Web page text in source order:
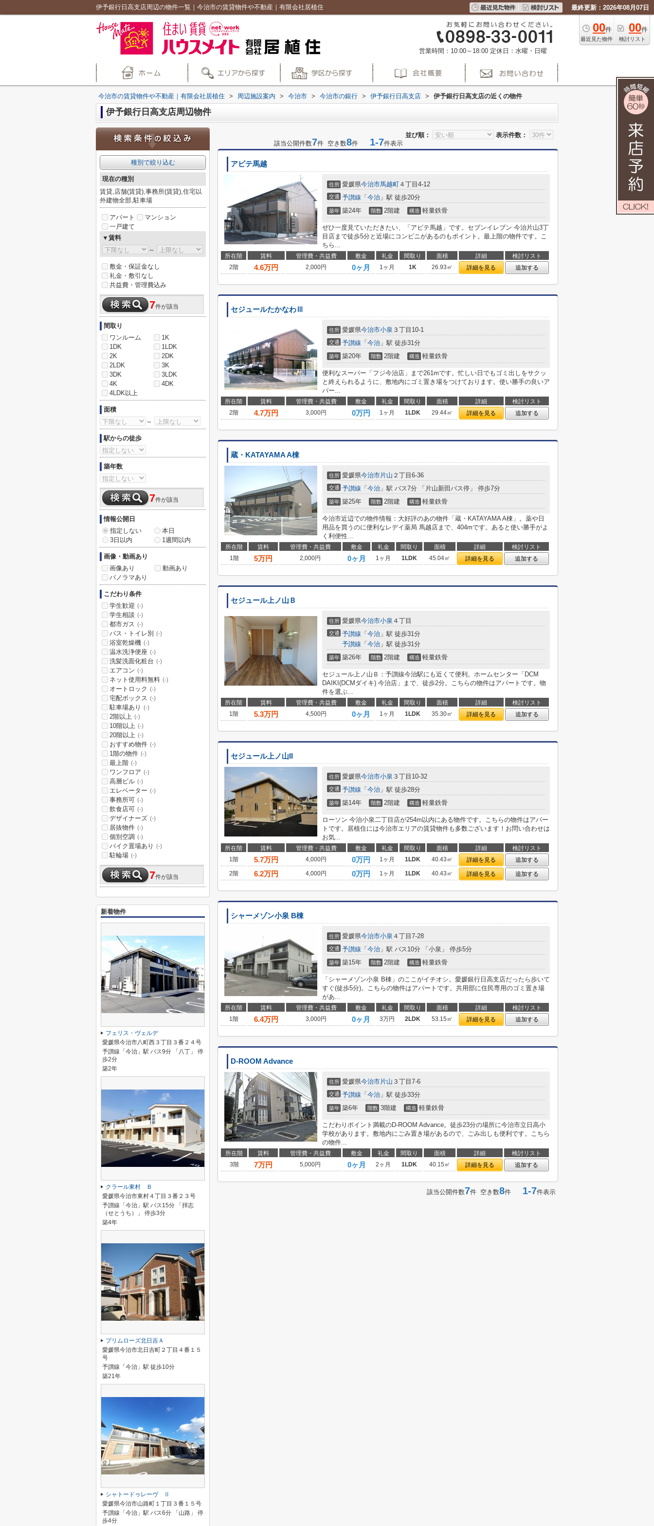
伊予銀行日高支店周辺の物件一覧｜今治市の賃貸物件や不動産｜有限会社居植住 最終更新：2026年08月07日
00件
最近見た物件
00件
検討リスト
営業時間：10:00～18:00 定休日：水曜・日曜
今治市の賃貸物件や不動産｜有限会社居植住 > 周辺施設案内 > 今治市 > 今治市の銀行 > 伊予銀行日高支店 > 伊予銀行日高支店の近くの物件
伊予銀行日高支店周辺物件
並び順：
表示件数：
該当公開件数7件 空き数8件 1-7件表示
アビテ馬越
住所 愛媛県今治市馬越町 ４丁目4-12
交通 予讃線 「 今治 」駅 徒歩20分
築年 築24年 階数 2階建 構造 軽量鉄骨
ぜひ一度見ていただきたい、「アビテ馬越」です。セブンイレブン 今治片山3丁
目店まで徒歩5分と近場にコンビニがあるのもポイント。最上階の物件です。こ
ちら...
所在階 賃料 管理費・共益費 敷金 礼金 間取り 面積 詳細
検討リスト
2階
4.6万円 2,000円 0ヶ月 1ヶ月 1K 26.93㎡ 詳細を見る 追加する
セジュールたかなわⅢ
住所 愛媛県今治市小泉 ３丁目10-1
交通 予讃線 「 今治 」駅 徒歩31分
築年 築20年 階数 2階建 構造 軽量鉄骨
便利なスーパー「フジ今治店」まで261mです。忙しい日でもゴミ出しをサクッ
と終えられるように、敷地内にゴミ置き場をつけております。使い勝手の良いア
パー...
所在階 賃料 管理費・共益費 敷金 礼金 間取り 面積 詳細
検討リスト
2階
4.7万円 3,000円 0万円 1ヶ月 1LDK 29.44㎡ 詳細を見る 追加する
蔵・KATAYAMA A棟
住所 愛媛県今治市片山 ２丁目6-36
交通 予讃線 「 今治 」駅 バス7分 「片山新田バス停」 停歩7分
築年 築25年 階数 2階建 構造 軽量鉄骨
今治市近辺での物件情報：大好評のあの物件「蔵・KATAYAMA A棟」。薬や日
用品を買うのに便利なレデイ薬局 馬越店まで、404mです。あると使い勝手がよ
く利便性...
所在階 賃料 管理費・共益費 敷金 礼金 間取り 面積 詳細
検討リスト
1階
5万円 2,000円 0ヶ月 1ヶ月 1LDK 45.04㎡ 詳細を見る 追加する
セジュール上ノ山Ｂ
住所 愛媛県今治市小泉 ４丁目
交通 予讃線 「 今治 」駅 徒歩31分
予讃線 「 今治 」駅 徒歩31分
築年 築26年 階数 2階建 構造 軽量鉄骨
セジュール上ノ山Ｂ：予讃線今治駅にも近くて便利。ホームセンター「DCM
DAIKI(DCMダイキ) 今治店」まで、徒歩2分。こちらの物件はアパートです。物
件を選ぶ...
所在階 賃料 管理費・共益費 敷金 礼金 間取り 面積 詳細
検討リスト
1階
5.3万円 4,500円 0ヶ月 1ヶ月 1LDK 35.30㎡ 詳細を見る 追加する
セジュール上ノ山II
住所 愛媛県今治市小泉 ３丁目10-32
交通 予讃線 「 今治 」駅 徒歩28分
築年 築14年 階数 2階建 構造 軽量鉄骨
ローソン 今治小泉二丁目店が254m以内にある物件です。こちらの物件はアパー
トです。居植住には今治市エリアの賃貸物件も多数ございます！お問い合わせは
お気...
所在階 賃料 管理費・共益費 敷金 礼金 間取り 面積 詳細
検討リスト
1階
5.7万円 4,000円 0万円 1ヶ月 1LDK 40.43㎡ 詳細を見る
追加する
2階
6.2万円 4,000円 0万円 1ヶ月 1LDK 40.43㎡ 詳細を見る 追加する
シャーメゾン小泉 B棟
住所 愛媛県今治市小泉 ４丁目7-28
交通 予讃線 「 今治 」駅 バス10分 「小泉」 停歩5分
築年 築15年 階数 2階建 構造 軽量鉄骨
「シャーメゾン小泉 B棟」のここがイチオシ。愛媛銀行日高支店だったら歩いて
すぐ(徒歩5分)。こちらの物件はアパートです。共用部に住民専用のゴミ置き場
があ...
所在階 賃料 管理費・共益費 敷金 礼金 間取り 面積 詳細
検討リスト
1階
6.4万円 3,000円 0ヶ月 3万円 2LDK 53.15㎡ 詳細を見る 追加する
D-ROOM Advance
住所 愛媛県今治市片山 ３丁目7-6
交通 予讃線 「 今治 」駅 徒歩33分
築年 築6年 階数 3階建 構造 軽量鉄骨
こだわりポイント満載のD-ROOM Advance。徒歩23分の場所に今治市立日高小
学校があります。敷地内にごみ置き場があるので、ごみ出しも便利です。こちら
の物件...
所在階 賃料 管理費・共益費 敷金 礼金 間取り 面積 詳細
検討リスト
3階
7万円 5,000円 0ヶ月 2ヶ月 1LDK 40.15㎡ 詳細を見る 追加する
該当公開件数7件 空き数8件 1-7件表示
種別で絞り込む
現在の種別
賃貸,店舗(賃貸),事務所(賃貸),住宅以
外建物全部,駐車場
アパート
マンション
一戸建て
▼賃料
～
敷金・保証金なし
礼金・敷引なし
共益費・管理費込み
7件が該当
間取り
ワンルーム
1K
1DK
1LDK
2K
2DK
2LDK
3K
3DK
3LDK
4K
4DK
4LDK以上
面積
～
駅からの徒歩
築年数
7件が該当
情報公開日
指定しない
本日
3日以内
1週間以内
画像・動画あり
画像あり
動画あり
パノラマあり
こだわり条件
学生歓迎 (-)
学生相談 (-)
都市ガス (-)
バス・トイレ別 (-)
浴室乾燥機 (-)
温水洗浄便座 (-)
洗髪洗面化粧台 (-)
エアコン (-)
ネット使用料無料 (-)
オートロック (-)
宅配ボックス (-)
駐車場あり (-)
2階以上 (-)
10階以上 (-)
20階以上 (-)
おすすめ物件 (-)
1階の物件 (-)
最上階 (-)
ワンフロア (-)
高層ビル (-)
エレベーター (-)
事務所可 (-)
飲食店可 (-)
デザイナーズ (-)
居抜物件 (-)
個別空調 (-)
バイク置場あり (-)
駐輪場 (-)
7件が該当
新着物件
フェリス・ヴェルデ
愛媛県今治市八町西３丁目３番２４号
予讃線「今治」駅 バス9分 「八丁」 停
歩2分
築2年
クラール東村 Ｂ
愛媛県今治市東村４丁目３番２３号
予讃線「今治」駅 バス15分 「拝志
（せとうち）」 停歩3分
築4年
プリムローズ北日吉Ａ
愛媛県今治市北日吉町２丁目４番１５
号
予讃線「今治」駅 徒歩10分
築21年
シャトードゥレーヴ Ⅱ
愛媛県今治市山路町１丁目３番１５号
予讃線「今治」駅 バス6分 「山路」 停
歩4分